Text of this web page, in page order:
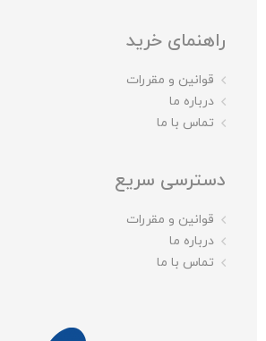
راهنمای خرید
قوانین و مقررات
درباره ما
تماس با ما
دسترسی سریع
قوانین و مقررات
درباره ما
تماس با ما